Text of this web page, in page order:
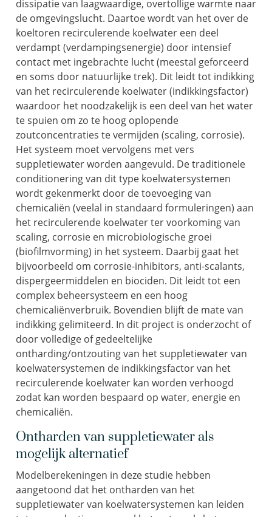
dissipatie van laagwaardige, overtollige warmte naar
de omgevingslucht. Daartoe wordt van het over de
koeltoren recirculerende koelwater een deel
verdampt (verdampingsenergie) door intensief
contact met ingebrachte lucht (meestal geforceerd
en soms door natuurlijke trek). Dit leidt tot indikking
van het recirculerende koelwater (indikkingsfactor)
waardoor het noodzakelijk is een deel van het water
te spuien om zo te hoog oplopende
zoutconcentraties te vermijden (scaling, corrosie).
Het systeem moet vervolgens met vers
suppletiewater worden aangevuld. De traditionele
conditionering van dit type koelwatersystemen
wordt gekenmerkt door de toevoeging van
chemicaliën (veelal in standaard formuleringen) aan
het recirculerende koelwater ter voorkoming van
scaling, corrosie en microbiologische groei
(biofilmvorming) in het systeem. Daarbij gaat het
bijvoorbeeld om corrosie-inhibitors, anti-scalants,
dispergeermiddelen en biociden. Dit leidt tot een
complex beheersysteem en een hoog
chemicaliënverbruik. Bovendien blijft de mate van
indikking gelimiteerd. In dit project is onderzocht of
door volledige of gedeeltelijke
ontharding/ontzouting van het suppletiewater van
koelwatersystemen de indikkingsfactor van het
recirculerende koelwater kan worden verhoogd
zodat kan worden bespaard op water, energie en
chemicaliën.
Ontharden van suppletiewater als
mogelijk alternatief
Modelberekeningen in deze studie hebben
aangetoond dat het ontharden van het
suppletiewater van koelwatersystemen kan leiden